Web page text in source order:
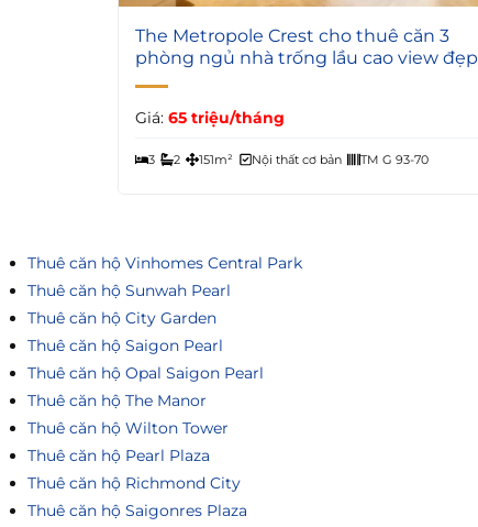
6
The Metropole Crest cho thuê căn 3
phòng ngủ nhà trống lầu cao view đẹp
Giá: 65 triệu/tháng
3 2 151m² Nội thất cơ bản TM G 93-70
Thuê căn hộ Vinhomes Central Park
Thuê căn hộ Sunwah Pearl
Thuê căn hộ City Garden
Thuê căn hộ Saigon Pearl
Thuê căn hộ Opal Saigon Pearl
Thuê căn hộ The Manor
Thuê căn hộ Wilton Tower
Thuê căn hộ Pearl Plaza
Thuê căn hộ Richmond City
Thuê căn hộ Saigonres Plaza